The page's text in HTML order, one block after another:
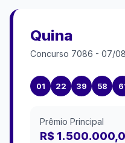
Quina
Concurso 7086 - 07/
01 22 39 58
Prêmio Principal
R$